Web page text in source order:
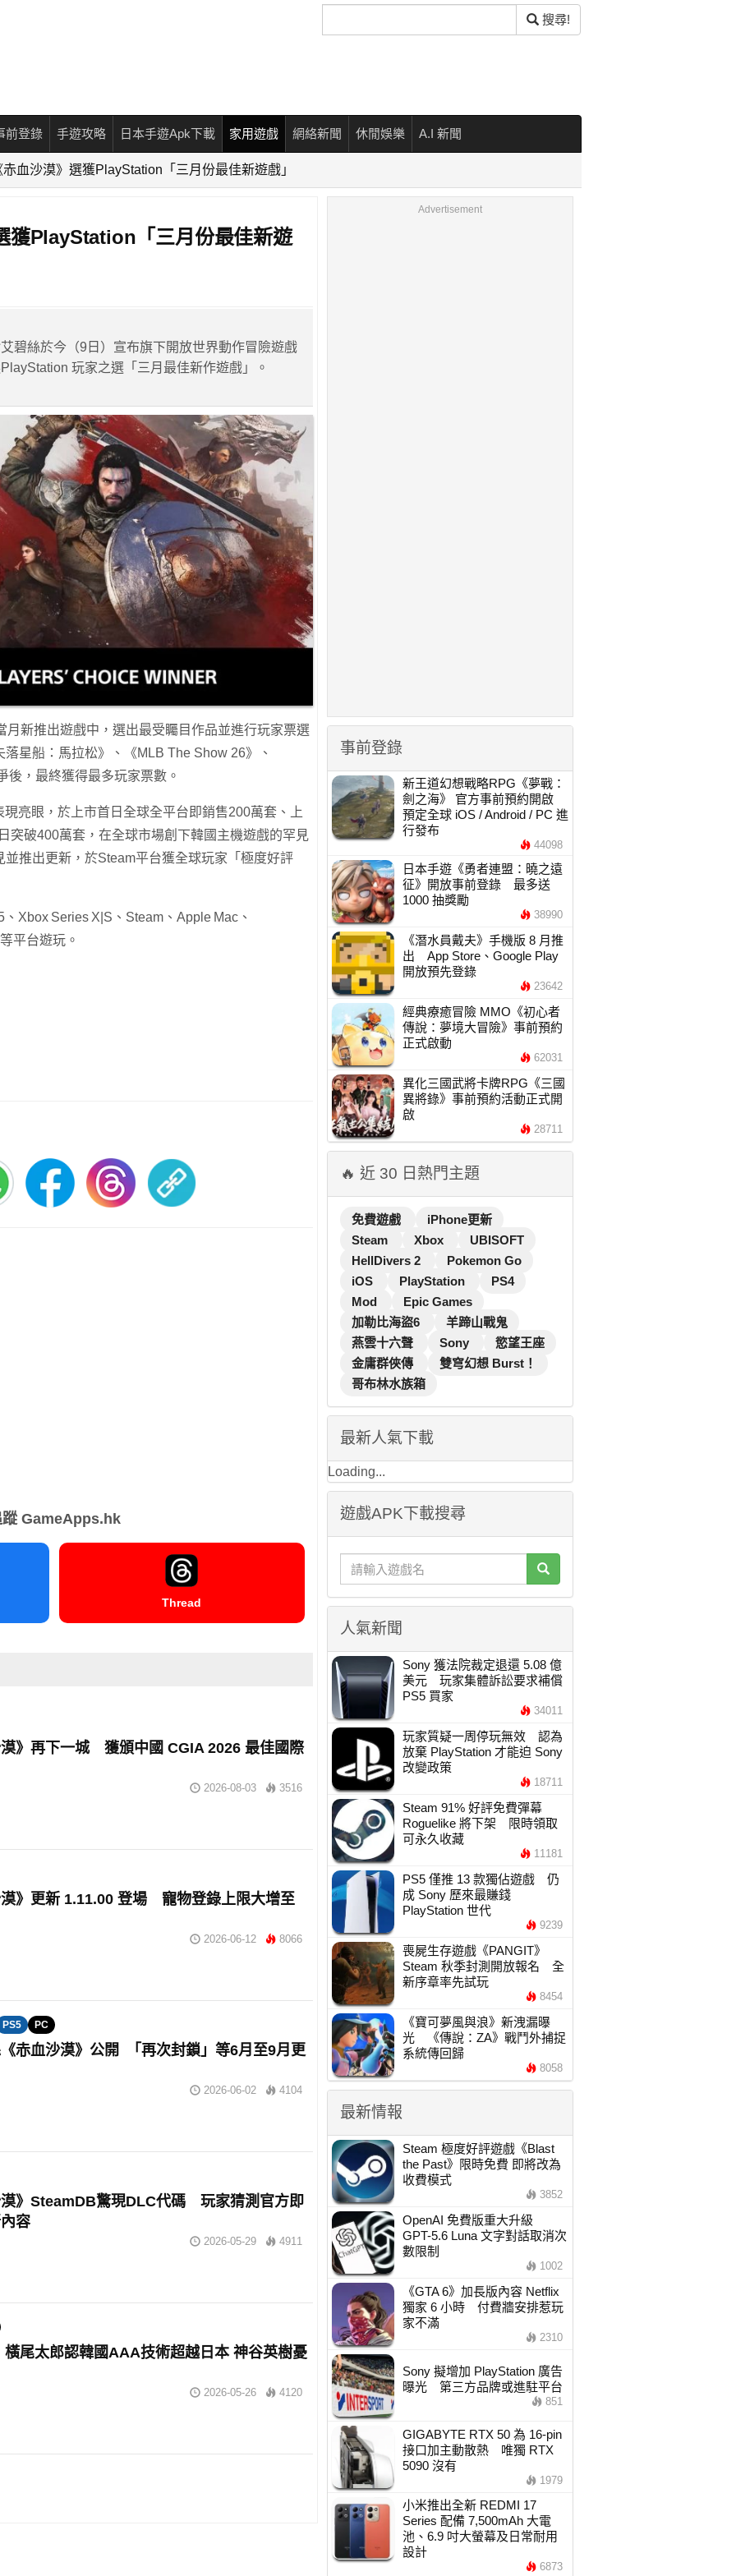
尋
搜尋!
前登錄 手遊攻略 日本手遊Apk下載 家用遊戲 網絡新聞 休閒娛樂 A.I 新聞
血沙漠》選獲PlayStation「三月份最佳新遊戲」
獲PlayStation「三月份最佳新遊
碧絲於今（9日）宣布旗下開放世界動作冒險遊戲
玩家之選「三月最佳新作遊戲」。
新推出遊戲中，選出最受矚目作品並進行玩家票選
星船：馬拉松》、《MLB The Show 26》、
後，最終獲得最多玩家票數。
亮眼，於上市首日全球全平台即銷售200萬套、上
突破400萬套，在全球市場創下韓國主機遊戲的罕見
推出更新，於Steam平台獲全球玩家「極度好評
Xbox Series X|S、Steam、Apple Mac、
平台遊玩。
蹤 GameApps.hk
Thread
》再下一城 獲頒中國 CGIA 2026 最佳國際
2026-08-03 3516
》更新 1.11.00 登場 寵物登錄上限大增至
2026-06-12 8066
PS5 PC
赤血沙漠》公開 「再次封鎖」等6月至9月更
2026-06-02 4104
》SteamDB驚現DLC代碼 玩家猜測官方即
容
2026-05-29 4911
橫尾太郎認韓國AAA技術超越日本 神谷英樹憂
2026-05-26 4120
Advertisement
事前登錄
新王道幻想戰略RPG《夢戰：
劍之海》 官方事前預約開啟
預定全球 iOS / Android / PC 進
行發布
44098
日本手遊《勇者連盟：曉之遠
征》開放事前登錄 最多送
1000 抽獎勵
38990
《潛水員戴夫》手機版 8 月推
出 App Store、Google Play
開放預先登錄
23642
經典療癒冒險 MMO《初心者
傳說：夢境大冒險》事前預約
正式啟動
62031
異化三國武將卡牌RPG《三國
異將錄》事前預約活動正式開
啟
28711
🔥 近 30 日熱門主題
免費遊戲
iPhone更新
Steam
Xbox
UBISOFT
HellDivers 2
Pokemon Go
iOS
PlayStation
PS4
Mod
Epic Games
加勒比海盜6
羊蹄山戰鬼
燕雲十六聲
Sony
慾望王座
金庸群俠傳
雙穹幻想 Burst！
哥布林水族箱
最新人氣下載
Loading...
遊戲APK下載搜尋
人氣新聞
Sony 獲法院裁定退還 5.08 億
美元 玩家集體訴訟要求補償
PS5 買家
34011
玩家質疑一周停玩無效 認為
放棄 PlayStation 才能迫 Sony
改變政策
18711
Steam 91% 好評免費彈幕
Roguelike 將下架 限時領取
可永久收藏
11181
PS5 僅推 13 款獨佔遊戲 仍
成 Sony 歷來最賺錢
PlayStation 世代
9239
喪屍生存遊戲《PANGIT》
Steam 秋季封測開放報名 全
新序章率先試玩
8454
《寶可夢風與浪》新洩漏曝
光 《傳說：ZA》戰鬥外捕捉
系統傳回歸
8058
最新情報
Steam 極度好評遊戲《Blast
the Past》限時免費 即將改為
收費模式
3852
OpenAI 免費版重大升級
GPT-5.6 Luna 文字對話取消次
數限制
1002
《GTA 6》加長版內容 Netflix
獨家 6 小時 付費牆安排惹玩
家不滿
2310
Sony 擬增加 PlayStation 廣告
曝光 第三方品牌或進駐平台
851
GIGABYTE RTX 50 為 16-pin
接口加主動散熱 唯獨 RTX
5090 沒有
1979
小米推出全新 REDMI 17
Series 配備 7,500mAh 大電
池、6.9 吋大螢幕及日常耐用
設計
6873